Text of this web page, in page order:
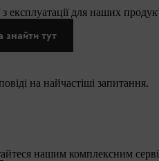
з експлуатації для наших
знайти тут
на найчастіші запитання.
нашим комплексним